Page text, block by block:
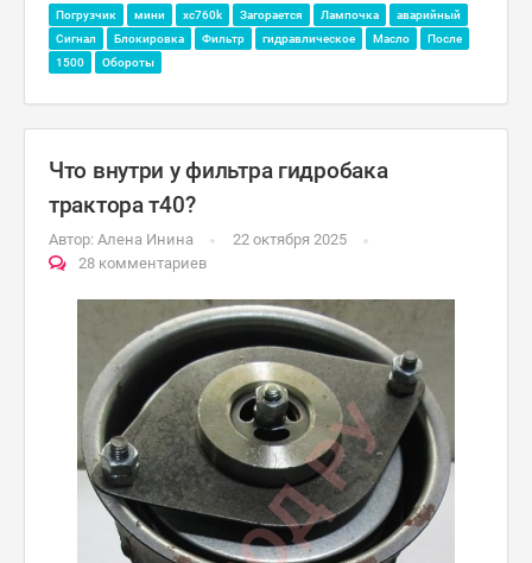
Погрузчик мини xc760k Загорается Лампочка
аварийный
Сигнал
Блокировка Фильтр гидравлическое Масло
После
1500
Обороты
Что внутри у фильтра гидробака
трактора т40?
Автор: Алена Инина
22 октября 2025
28 комментариев